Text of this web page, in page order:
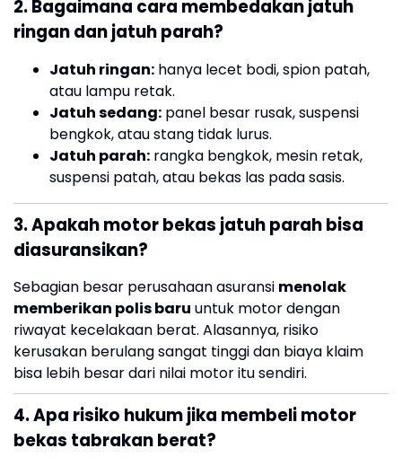
2. Bagaimana cara membedakan jatuh
ringan dan jatuh parah?
Jatuh ringan: hanya lecet bodi, spion patah,
atau lampu retak.
Jatuh sedang: panel besar rusak, suspensi
bengkok, atau stang tidak lurus.
Jatuh parah: rangka bengkok, mesin retak,
suspensi patah, atau bekas las pada sasis.
3. Apakah motor bekas jatuh parah bisa
diasuransikan?
Sebagian besar perusahaan asuransi menolak
memberikan polis baru untuk motor dengan
riwayat kecelakaan berat. Alasannya, risiko
kerusakan berulang sangat tinggi dan biaya klaim
bisa lebih besar dari nilai motor itu sendiri.
4. Apa risiko hukum jika membeli motor
bekas tabrakan berat?